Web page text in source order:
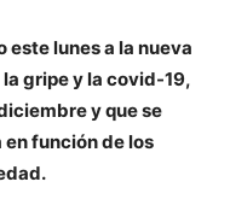
este lunes a la nueva
gripe y la covid-19,
y que se
función de los